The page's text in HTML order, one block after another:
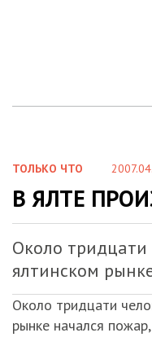
ТОЛЬКО ЧТО
В ЯЛТЕ
Около тридцати
ялтинском
Около тридцати
рынке начался